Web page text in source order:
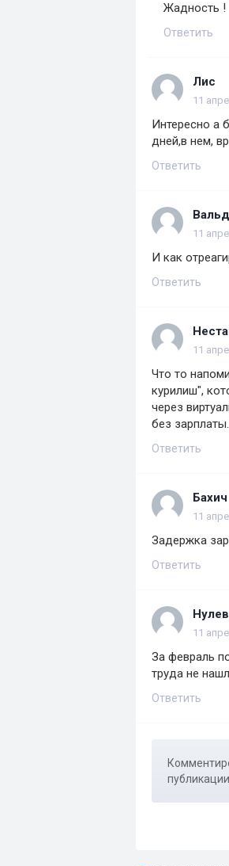
Жадность !
Ответить
Лис
11
Интересно а
дней,в нем,
Ответить
11
И как
Ответить
11
Что то
курилиш",
через
без
Ответить
Бахич
11
Задержка
Ответить
11
За февраль
труда не
Ответить
публикации.